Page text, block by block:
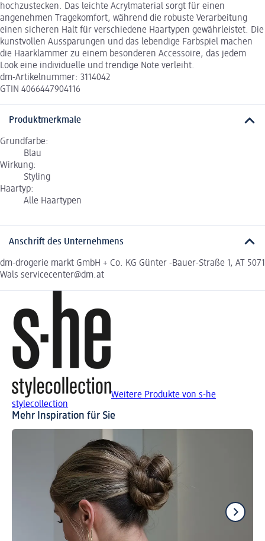
hochzustecken. Das leichte Acrylmaterial sorgt für einen
angenehmen Tragekomfort, während die robuste Verarbeitung
einen sicheren Halt für verschiedene Haartypen gewährleistet. Die
kunstvollen Aussparungen und das lebendige Farbspiel machen
die Haarklammer zu einem besonderen Accessoire, das jedem
Look eine individuelle und trendige Note verleiht.
dm-Artikelnummer: 3114042
GTIN 4066447904116
Produktmerkmale
Grundfarbe:
Blau
Wirkung:
Styling
Haartyp:
Alle Haartypen
Anschrift des Unternehmens
dm-drogerie markt GmbH + Co. KG Günter -Bauer-Straße 1, AT 5071
Wals servicecenter@dm.at
Weitere Produkte von s-he
stylecollection
Mehr Inspiration für Sie